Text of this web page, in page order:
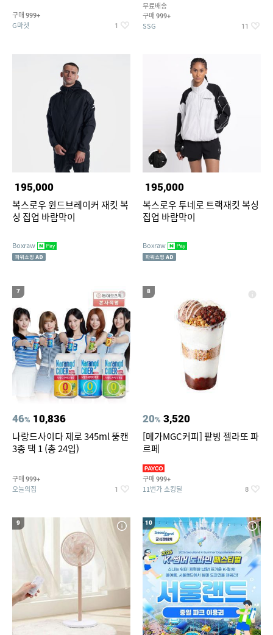
구매 999+
G마켓 1
무료배송
구매 999+
SSG 11
195,000
복스로우 윈드브레이커 재킷 복
싱 집업 바람막이
Boxraw
195,000
복스로우 투네로 트랙재킷 복싱
집업 바람막이
Boxraw
7
46% 10,836
나랑드사이다 제로 345ml 뚱캔
3종 택 1 (총 24입)
구매 999+
오늘의집 1
8
20% 3,520
[메가MGC커피] 팥빙 젤라또 파
르페
구매 999+
11번가 쇼킹딜 8
9 10